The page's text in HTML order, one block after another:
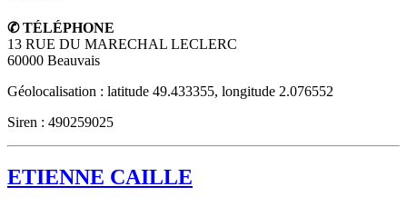
✆ TÉLÉPHONE
13 RUE DU MARECHAL LECLERC
60000 Beauvais
Géolocalisation : latitude 49.433355, longitude 2.076552
Siren : 490259025
ETIENNE CAILLE